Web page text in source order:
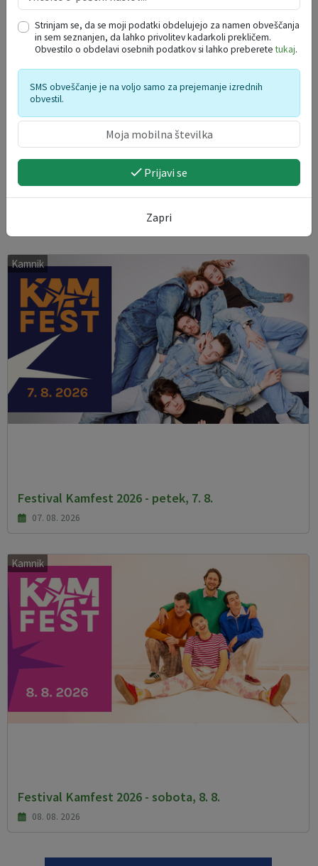
Knjižnica pod krošnjami
Kamnik
Festival Kamfest 2026 - petek, 7. 8.
07. 08. 2026
Kamnik
Festival Kamfest 2026 - sobota, 8. 8.
08. 08. 2026
Strinjam se, da se moji podatki obdelujejo za namen obveščanja
in sem seznanjen, da lahko privolitev kadarkoli prekličem.
Obvestilo o obdelavi osebnih podatkov si lahko preberetetukaj.
SMS obveščanje je na voljo samo za prejemanje izrednih
obvestil.
Prijavi se
Zapri